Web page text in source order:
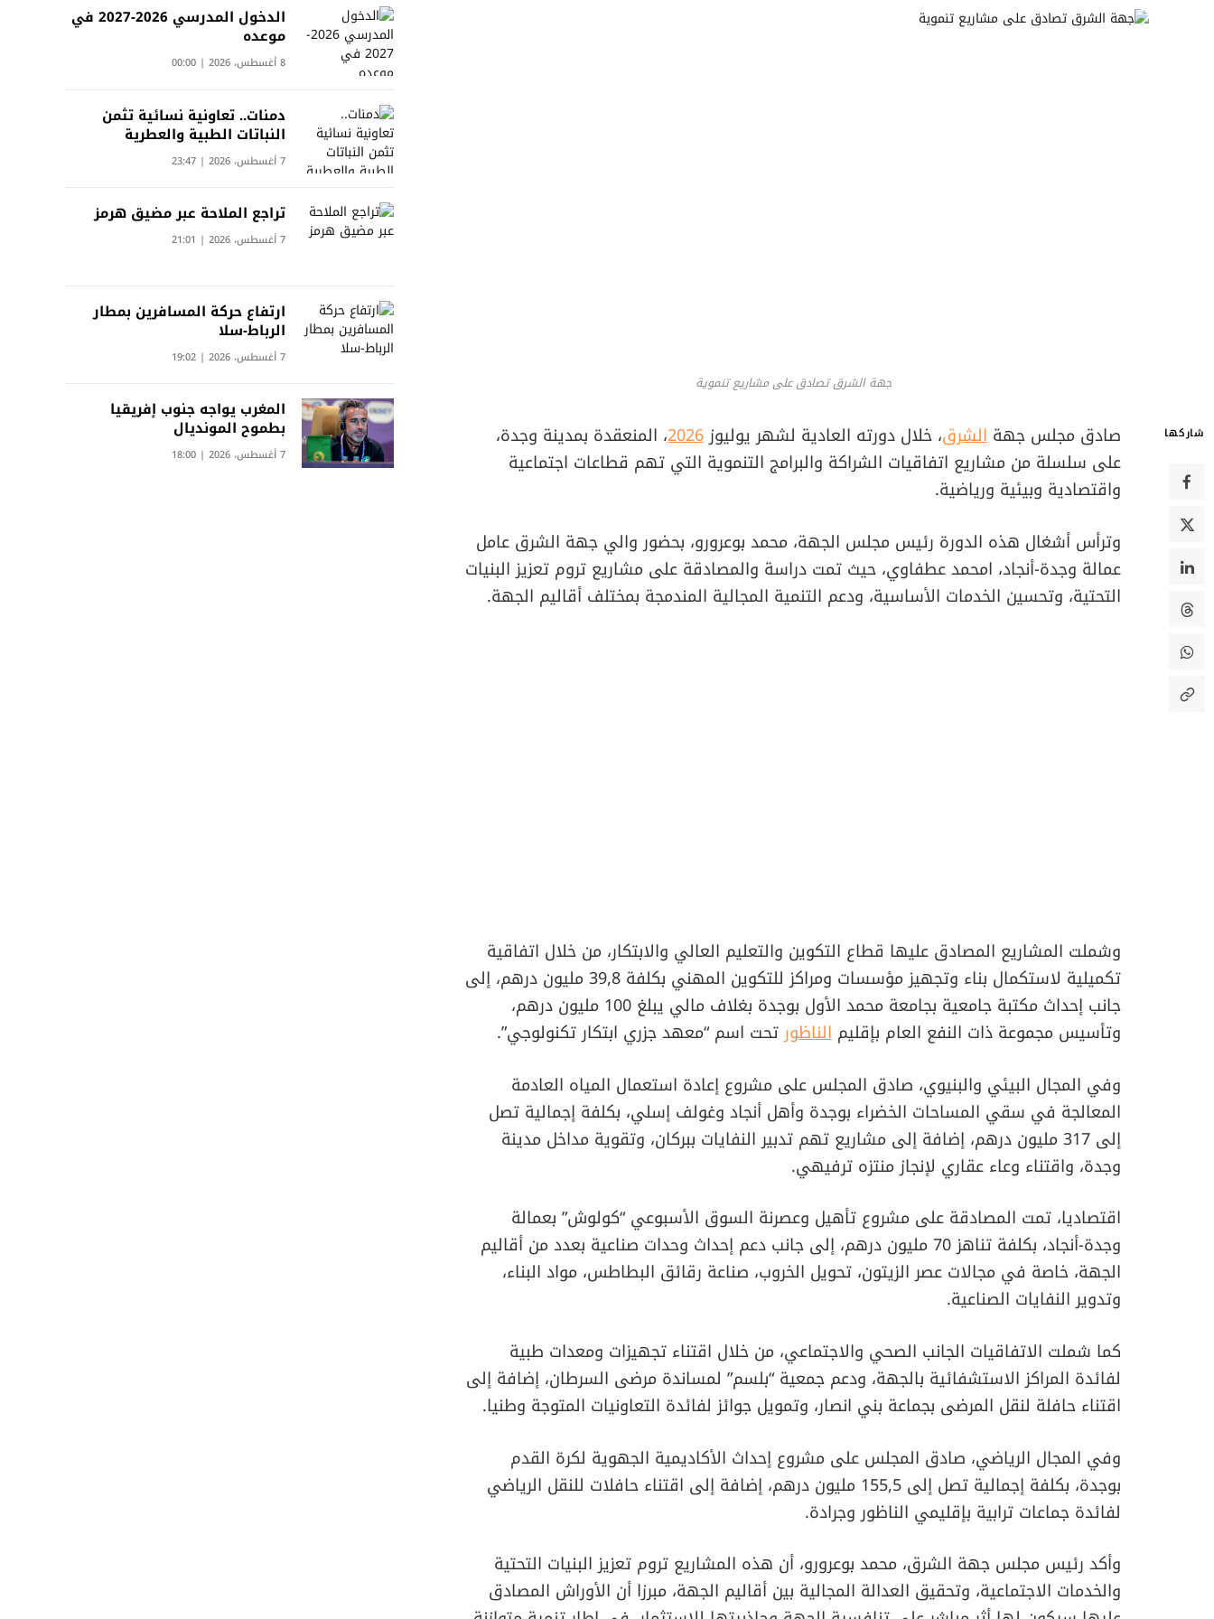
جهة الشرق تصادق على مشاريع تنموية
شاركها صادق مجلس جهة الشرق، خلال دورته العادية لشهر يوليوز2026، المنعقدة بمدينة وجدة،
على سلسلة من مشاريع اتفاقيات الشراكة والبرامج التنموية التي تهم قطاعات اجتماعية
واقتصادية وبيئية ورياضية.
وترأس أشغال هذه الدورة رئيس مجلس الجهة، محمد بوعرورو، بحضور والي جهة الشرق عامل
عمالة وجدة-أنجاد، امحمد عطفاوي، حيث تمت دراسة والمصادقة على مشاريع تروم تعزيز البنيات
التحتية، وتحسين الخدمات الأساسية، ودعم التنمية المجالية المندمجة بمختلف أقاليم الجهة.
وشملت المشاريع المصادق عليها قطاع التكوين والتعليم العالي والابتكار، من خلال اتفاقية
تكميلية لاستكمال بناء وتجهيز مؤسسات ومراكز للتكوين المهني بكلفة 39,8 مليون درهم، إلى
جانب إحداث مكتبة جامعية بجامعة محمد الأول بوجدة بغلاف مالي يبلغ 100 مليون درهم،
وتأسيس مجموعة ذات النفع العام بإقليم الناظورتحت اسم “معهد جزري ابتكار تكنولوجي”.
وفي المجال البيئي والبنيوي، صادق المجلس على مشروع إعادة استعمال المياه العادمة
المعالجة في سقي المساحات الخضراء بوجدة وأهل أنجاد وغولف إسلي، بكلفة إجمالية تصل
إلى 317 مليون درهم، إضافة إلى مشاريع تهم تدبير النفايات ببركان، وتقوية مداخل مدينة
وجدة، واقتناء وعاء عقاري لإنجاز منتزه ترفيهي.
اقتصاديا، تمت المصادقة على مشروع تأهيل وعصرنة السوق الأسبوعي “كولوش” بعمالة
وجدة-أنجاد، بكلفة تناهز 70 مليون درهم، إلى جانب دعم إحداث وحدات صناعية بعدد من أقاليم
الجهة، خاصة في مجالات عصر الزيتون، تحويل الخروب، صناعة رقائق البطاطس، مواد البناء،
وتدوير النفايات الصناعية.
كما شملت الاتفاقيات الجانب الصحي والاجتماعي، من خلال اقتناء تجهيزات ومعدات طبية
لفائدة المراكز الاستشفائية بالجهة، ودعم جمعية “بلسم” لمساندة مرضى السرطان، إضافة إلى
اقتناء حافلة لنقل المرضى بجماعة بني انصار، وتمويل جوائز لفائدة التعاونيات المتوجة وطنيا.
وفي المجال الرياضي، صادق المجلس على مشروع إحداث الأكاديمية الجهوية لكرة القدم
بوجدة، بكلفة إجمالية تصل إلى 155,5 مليون درهم، إضافة إلى اقتناء حافلات للنقل الرياضي
لفائدة جماعات ترابية بإقليمي الناظور وجرادة.
وأكد رئيس مجلس جهة الشرق، محمد بوعرورو، أن هذه المشاريع تروم تعزيز البنيات التحتية
والخدمات الاجتماعية، وتحقيق العدالة المجالية بين أقاليم الجهة، مبرزا أن الأوراش المصادق
الدخول المدرسي 2026-2027 في
موعده
8 أغسطس، 2026 | 00:00
دمنات.. تعاونية نسائية تثمن
النباتات الطبية والعطرية
7 أغسطس، 2026 | 23:47
تراجع الملاحة عبر مضيق هرمز
7 أغسطس، 2026 | 21:01
ارتفاع حركة المسافرين بمطار
الرباط-سلا
7 أغسطس، 2026 | 19:02
المغرب يواجه جنوب إفريقيا
بطموح المونديال
7 أغسطس، 2026 | 18:00